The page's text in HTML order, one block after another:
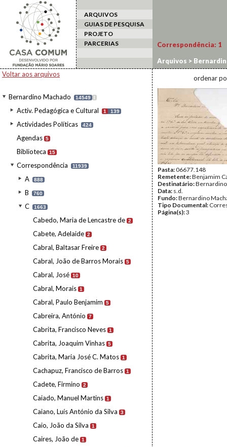
ARQUIVOS
GUIAS DE PESQUISA
PROJETO
PARCERIAS
Voltar aos arquivos
Bernardino Machado 14549 I
Activ. Pedagógica e Cultural 1 139
Actividades Políticas 424
Agendas 5
Biblioteca 15
Correspondência 11939
A 888
B 760
C 1663
Cabedo, Maria de Lencastre de 2
Cabete, Adelaide 2
Cabral, Baltasar Freire 2
Cabral, João de Barros Morais 5
Cabral, José 10
Cabral, Morais 1
Cabral, Paulo Benjamim 5
Cabreira, António 7
Cabrita, Francisco Neves 1
Cabrita, Joaquim Vinhas 5
Cabrita, Maria José C. Matos 1
Cachapuz, Francisco de Barros 1
Cadete, Firmino 2
Caiado, Manuel Martins 1
Caiano, Luís António da Silva 3
Caio, João da Silva 1
Caires, João de 1
Correspondência: 1
Arquivos >
ordenar
Pasta:06677.148
Remetente:Benjamim
Destinatário:
Data: s.d.
Fundo:Bernardino
Tipo Documental:
Página(s):3